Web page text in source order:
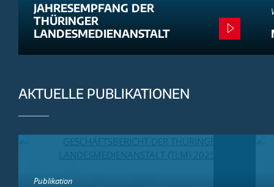
JAHRESEMPFANG DER
THÜRINGER
LANDESMEDIENANSTALT
AKTUELLE PUBLIKATIONEN
Publikation